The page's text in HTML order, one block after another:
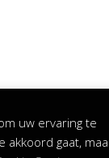
uw ervaring te
akkoord gaat,